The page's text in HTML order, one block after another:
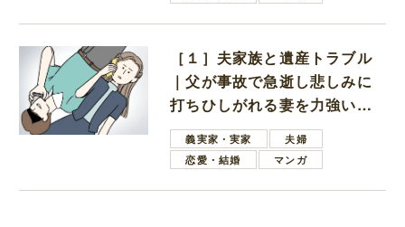
［１］夫家族と遺産トラブル
｜父が事故で急逝し悲しみに
打ちひしがれる妻を力強い言
葉で励ます夫
義実家・実家
夫婦
恋愛・結婚
マンガ